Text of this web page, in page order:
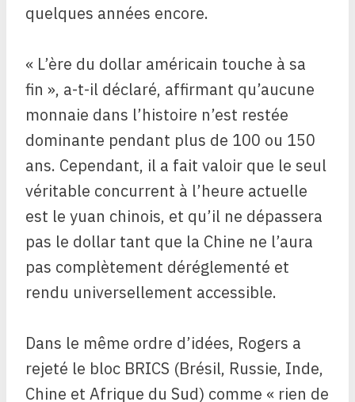
quelques années encore.
« L’ère du dollar américain touche à sa
fin », a-t-il déclaré, affirmant qu’aucune
monnaie dans l’histoire n’est restée
dominante pendant plus de 100 ou 150
ans. Cependant, il a fait valoir que le seul
véritable concurrent à l’heure actuelle
est le yuan chinois, et qu’il ne dépassera
pas le dollar tant que la Chine ne l’aura
pas complètement déréglementé et
rendu universellement accessible.
Dans le même ordre d’idées, Rogers a
rejeté le bloc BRICS (Brésil, Russie, Inde,
Chine et Afrique du Sud) comme « rien de